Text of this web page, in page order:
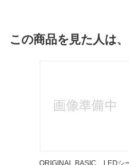
この商品を見た人は
ORIGINAL BASIC LEDシ